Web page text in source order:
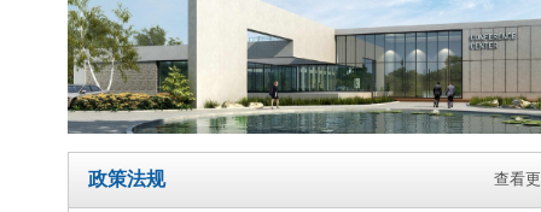
政策法规 查看